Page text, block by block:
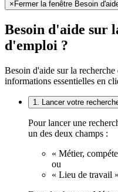
× Fermer la fenêtre Besoin
Besoin d'aide sur
d'emploi ?
Besoin d'aide sur la
informations essentielles en
1. Lancer votre
Pour lancer une
un des deux champs :
« Métier,
ou
« Lieu de travail